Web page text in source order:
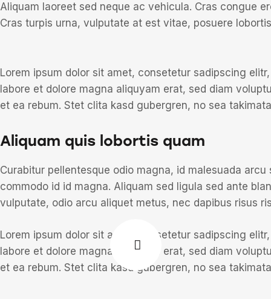
Aliquam laoreet sed neque ac vehicula. Cras congue
Cras turpis urna, vulputate at est vitae, posuere
Lorem ipsum dolor sit amet, consetetur sadipscing
labore et dolore magna aliquyam erat, sed diam
et ea rebum. Stet clita kasd gubergren, no sea
Aliquam quis lobortis quam
Curabitur pellentesque odio magna, id malesuada
commodo id id magna. Aliquam sed ligula sed ante
vulputate, odio arcu aliquet metus, nec dapibus risus
Lorem ipsum dolor sit amet, consetetur sadipscing
labore et dolore magna aliquyam erat, sed diam
et ea rebum. Stet clita kasd gubergren, no sea